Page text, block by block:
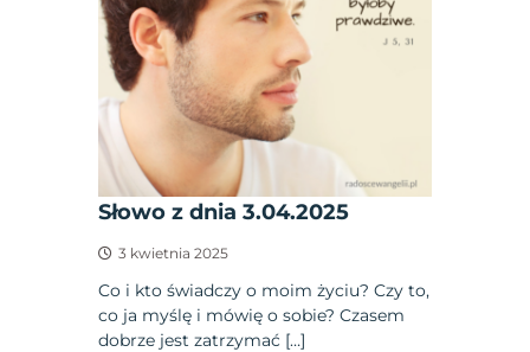
Słowo z dnia 3.04.2025
3 kwietnia 2025
Co i kto świadczy o moim życiu? Czy to,
co ja myślę i mówię o sobie? Czasem
dobrze jest zatrzymać […]